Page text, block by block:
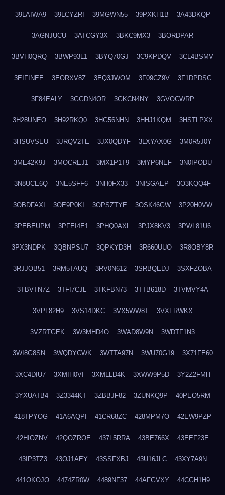
39LAIWA9 39LCYZRI 39MGWN55 39PXKH1B 3A43DKQP
3AGNJUCU 3ATCGY3X 3BKC9MX3 3BORDPAR
3BVH0QRQ 3BWP93L1 3BYQ70GJ 3C9KPDQV 3CL4BSMV
3EIFINEE 3EORXV8Z 3EQ3JWOM 3F09CZ9V 3F1DPDSC
3F84EALY 3GGDN4OR 3GKCN4NY 3GVOCWRP
3H28UNEO 3H92RKQ0 3HG56NHN 3HHJ1KQM 3HSTLPXX
3HSUVSEU 3JRQV2TE 3JX0QDYF 3LXYAX0G 3M0R5J0Y
3ME42K9J 3MOCREJ1 3MX1P1T9 3MYP6NEF 3N0IPODU
3N8UCE6Q 3NE5SFF6 3NH0FX33 3NISGAEP 3O3KQQ4F
3OBDFAXI 3OE9P0KI 3OPSZTYE 3OSK46GW 3P20H0VW
3PEBEUPM 3PFEI4E1 3PHQ0AXL 3PJX8KV3 3PWL81U6
3PX3NDPK 3QBNPSU7 3QPKYD3H 3R660UUO 3R8OBY8R
3RJJOB51 3RM5TAUQ 3RV0N612 3SRBQEDJ 3SXFZOBA
3TBVTN7Z 3TFI7CJL 3TKFBN73 3TTB618D 3TVMVY4A
3VPL82H9 3VS14DKC 3VX5WW8T 3VXFRWKX
3VZRTGEK 3W3MHD4O 3WAD8W9N 3WDTF1N3
3WI8G8SN 3WQDYCWK 3WTTA97N 3WU70G19 3X71FE60
3XC4DIU7 3XMIH0VI 3XMLLD4K 3XWW9P5D 3Y2Z2FMH
3YXUATB4 3Z3344KT 3ZBBJF82 3ZUNKQ9P 40PEO5RM
418TPYOG 41A6AQPI 41CR68ZC 428MPM7O 42EW9PZP
42HIOZNV 42QOZROE 437L5RRA 43BE766X 43EEF23E
43IP3TZ3 43OJ1AEY 43SSFXBJ 43U16JLC 43XY7A9N
441OKOJO 4474ZR0W 4489NF37 44AFGVXY 44CGH1H9